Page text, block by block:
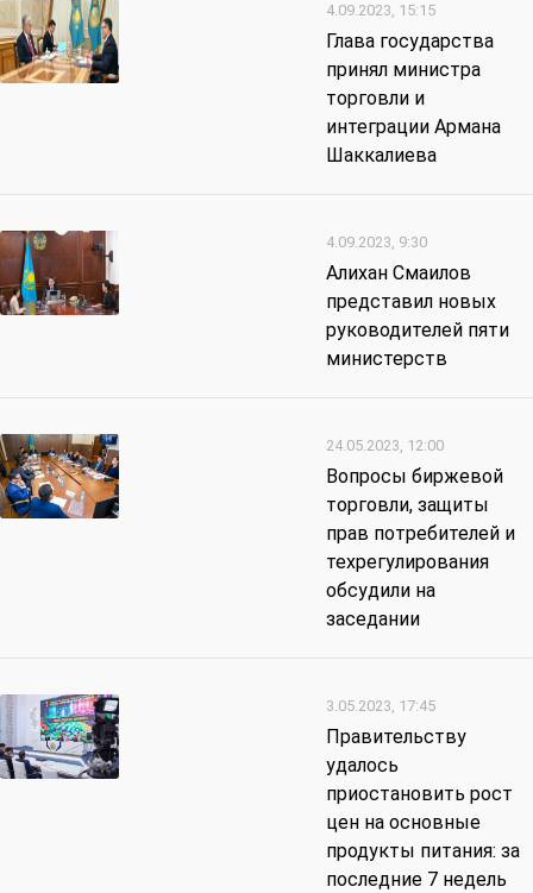
4.09.2023, 15:15
Глава государства
принял министра
торговли и
интеграции Армана
Шаккалиева
4.09.2023, 9:30
Алихан Смаилов
представил новых
руководителей пяти
министерств
24.05.2023, 12:00
Вопросы биржевой
торговли, защиты
прав потребителей и
техрегулирования
обсудили на
заседании
3.05.2023, 17:45
Правительству
удалось
приостановить рост
цен на основные
продукты питания: за
последние 7 недель